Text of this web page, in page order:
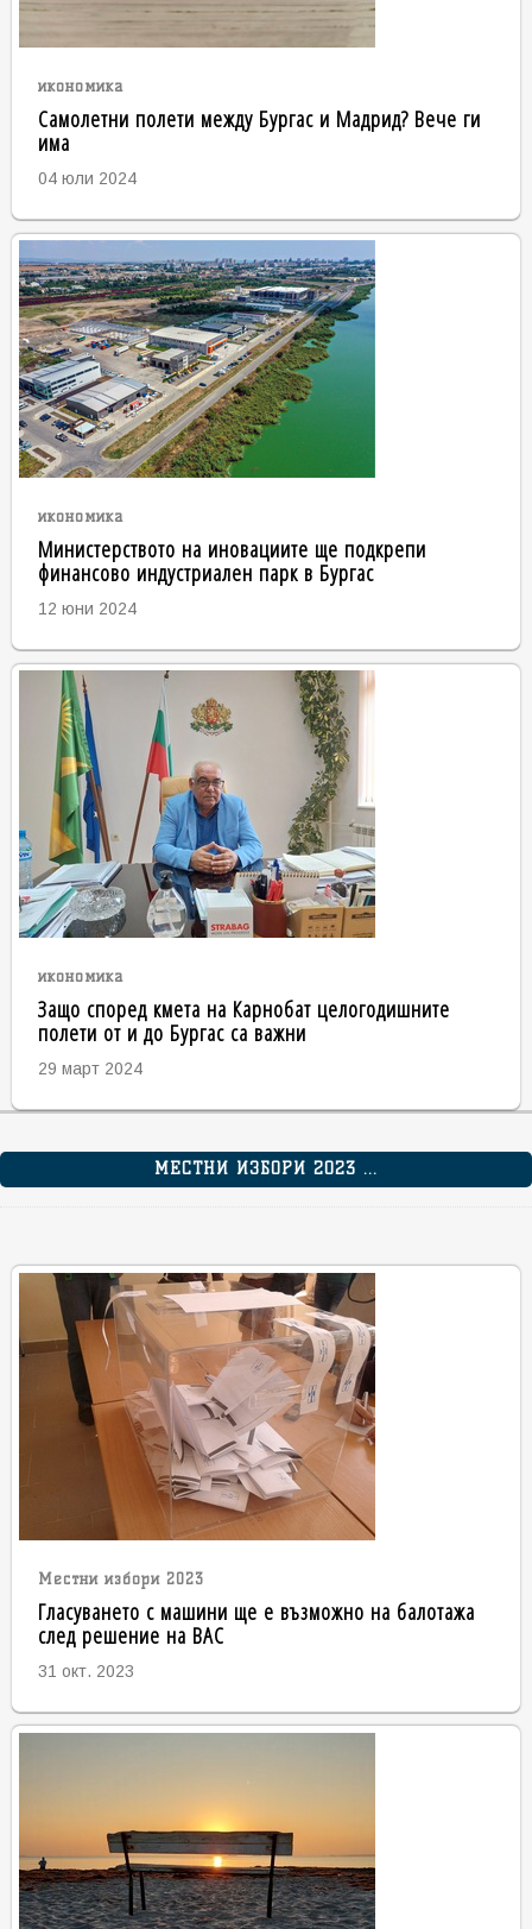
икономика
Самолетни полети между Бургас и Мадрид? Вече ги
има
04 юли 2024
икономика
Министерството на иновациите ще подкрепи
финансово индустриален парк в Бургас
12 юни 2024
икономика
Защо според кмета на Карнобат целогодишните
полети от и до Бургас са важни
29 март 2024
МЕСТНИ ИЗБОРИ 2023 ...
Местни избори 2023
Гласуването с машини ще е възможно на балотажа
след решение на ВАС
31 окт. 2023